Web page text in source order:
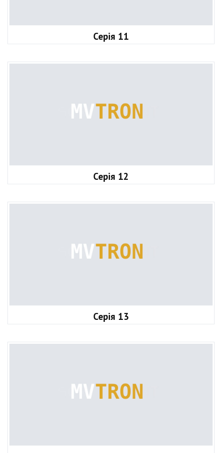
Серія 11
Серія 12
Серія 13